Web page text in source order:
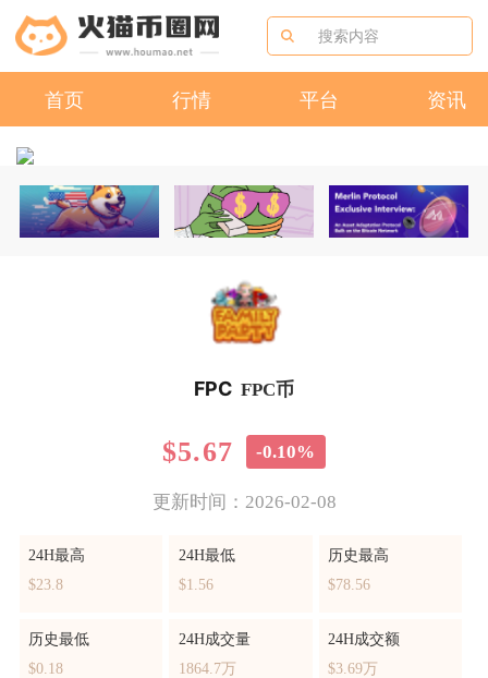
首页 行情 平台 资讯
FPC FPC币
$5.67 -0.10%
更新时间：2026-02-08
24H最高
$23.8
24H最低
$1.56
历史最高
$78.56
历史最低
$0.18
24H成交量
1864.7万
24H成交额
$3.69万